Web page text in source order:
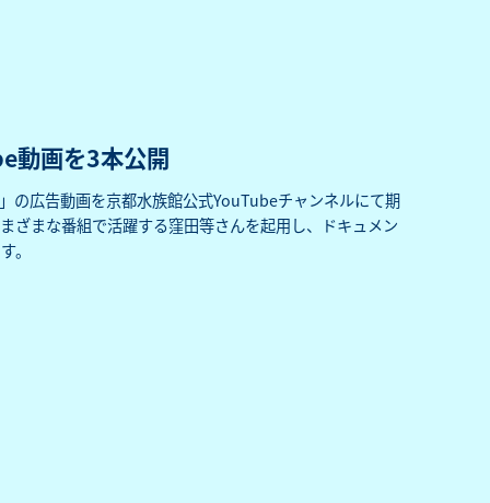
動画を3本公開
の広告動画を京都水族館公式YouTubeチャンネルにて期
ざまな番組で活躍する窪田等さんを起用し、ドキュメン
。